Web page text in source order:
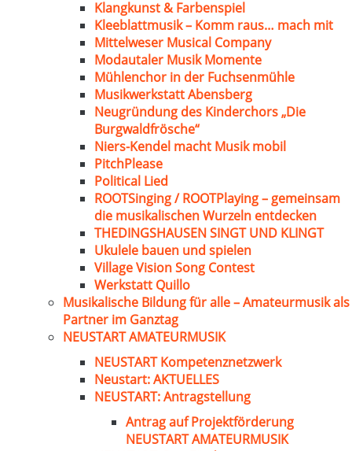
Klangkunst & Farbenspiel
Kleeblattmusik – Komm raus… mach mit
Mittelweser Musical Company
Modautaler Musik Momente
Mühlenchor in der Fuchsenmühle
Musikwerkstatt Abensberg
Neugründung des Kinderchors „Die
Burgwaldfrösche“
Niers-Kendel macht Musik mobil
PitchPlease
Political Lied
ROOTSinging / ROOTPlaying – gemeinsam
die musikalischen Wurzeln entdecken
THEDINGSHAUSEN SINGT UND KLINGT
Ukulele bauen und spielen
Village Vision Song Contest
Werkstatt Quillo
Musikalische Bildung für alle – Amateurmusik als
Partner im Ganztag
NEUSTART AMATEURMUSIK
NEUSTART Kompetenznetzwerk
Neustart: AKTUELLES
NEUSTART: Antragstellung
Antrag auf Projektförderung
NEUSTART AMATEURMUSIK